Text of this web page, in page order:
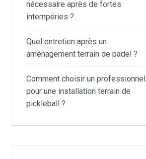
nécessaire après de fortes
intempéries ?
Quel entretien après un
aménagement terrain de padel ?
Comment choisir un professionnel
pour une installation terrain de
pickleball ?